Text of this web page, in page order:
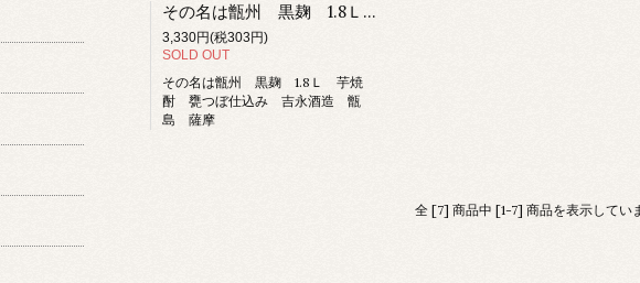
その名は甑州 黒麹 1.8Ｌ 芋焼酎 甕つぼ仕込み 吉永酒造 甑島 薩摩
3,330円(税303円)
SOLD OUT
その名は甑州 黒麹 1.8Ｌ 芋焼
酎 甕つぼ仕込み 吉永酒造 甑
島 薩摩
全 [7] 商品中 [1-7] 商品を表示してい